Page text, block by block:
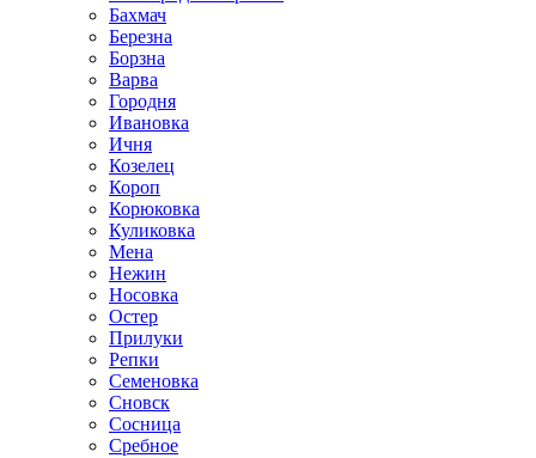
Бахмач
Березна
Борзна
Варва
Городня
Ивановка
Ичня
Козелец
Короп
Корюковка
Куликовка
Мена
Нежин
Носовка
Остер
Прилуки
Репки
Семеновка
Сновск
Сосница
Сребное